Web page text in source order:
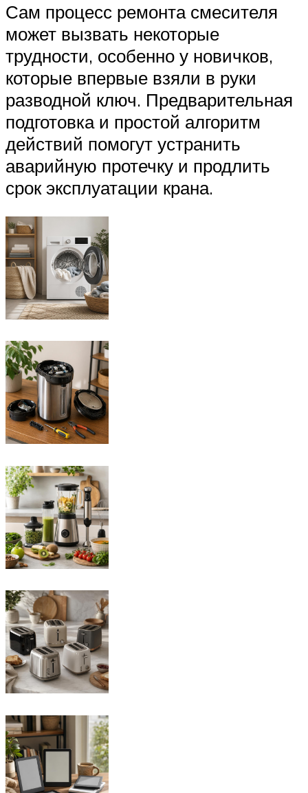
Сам процесс ремонта смесителя
может вызвать некоторые
трудности, особенно у новичков,
которые впервые взяли в руки
разводной ключ. Предварительная
подготовка и простой алгоритм
действий помогут устранить
аварийную протечку и продлить
срок эксплуатации крана.